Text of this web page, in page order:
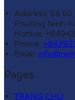
Address: Số
Phường Ninh
Hotline:
Phone:
Email:
Pages
TRANG CHỦ